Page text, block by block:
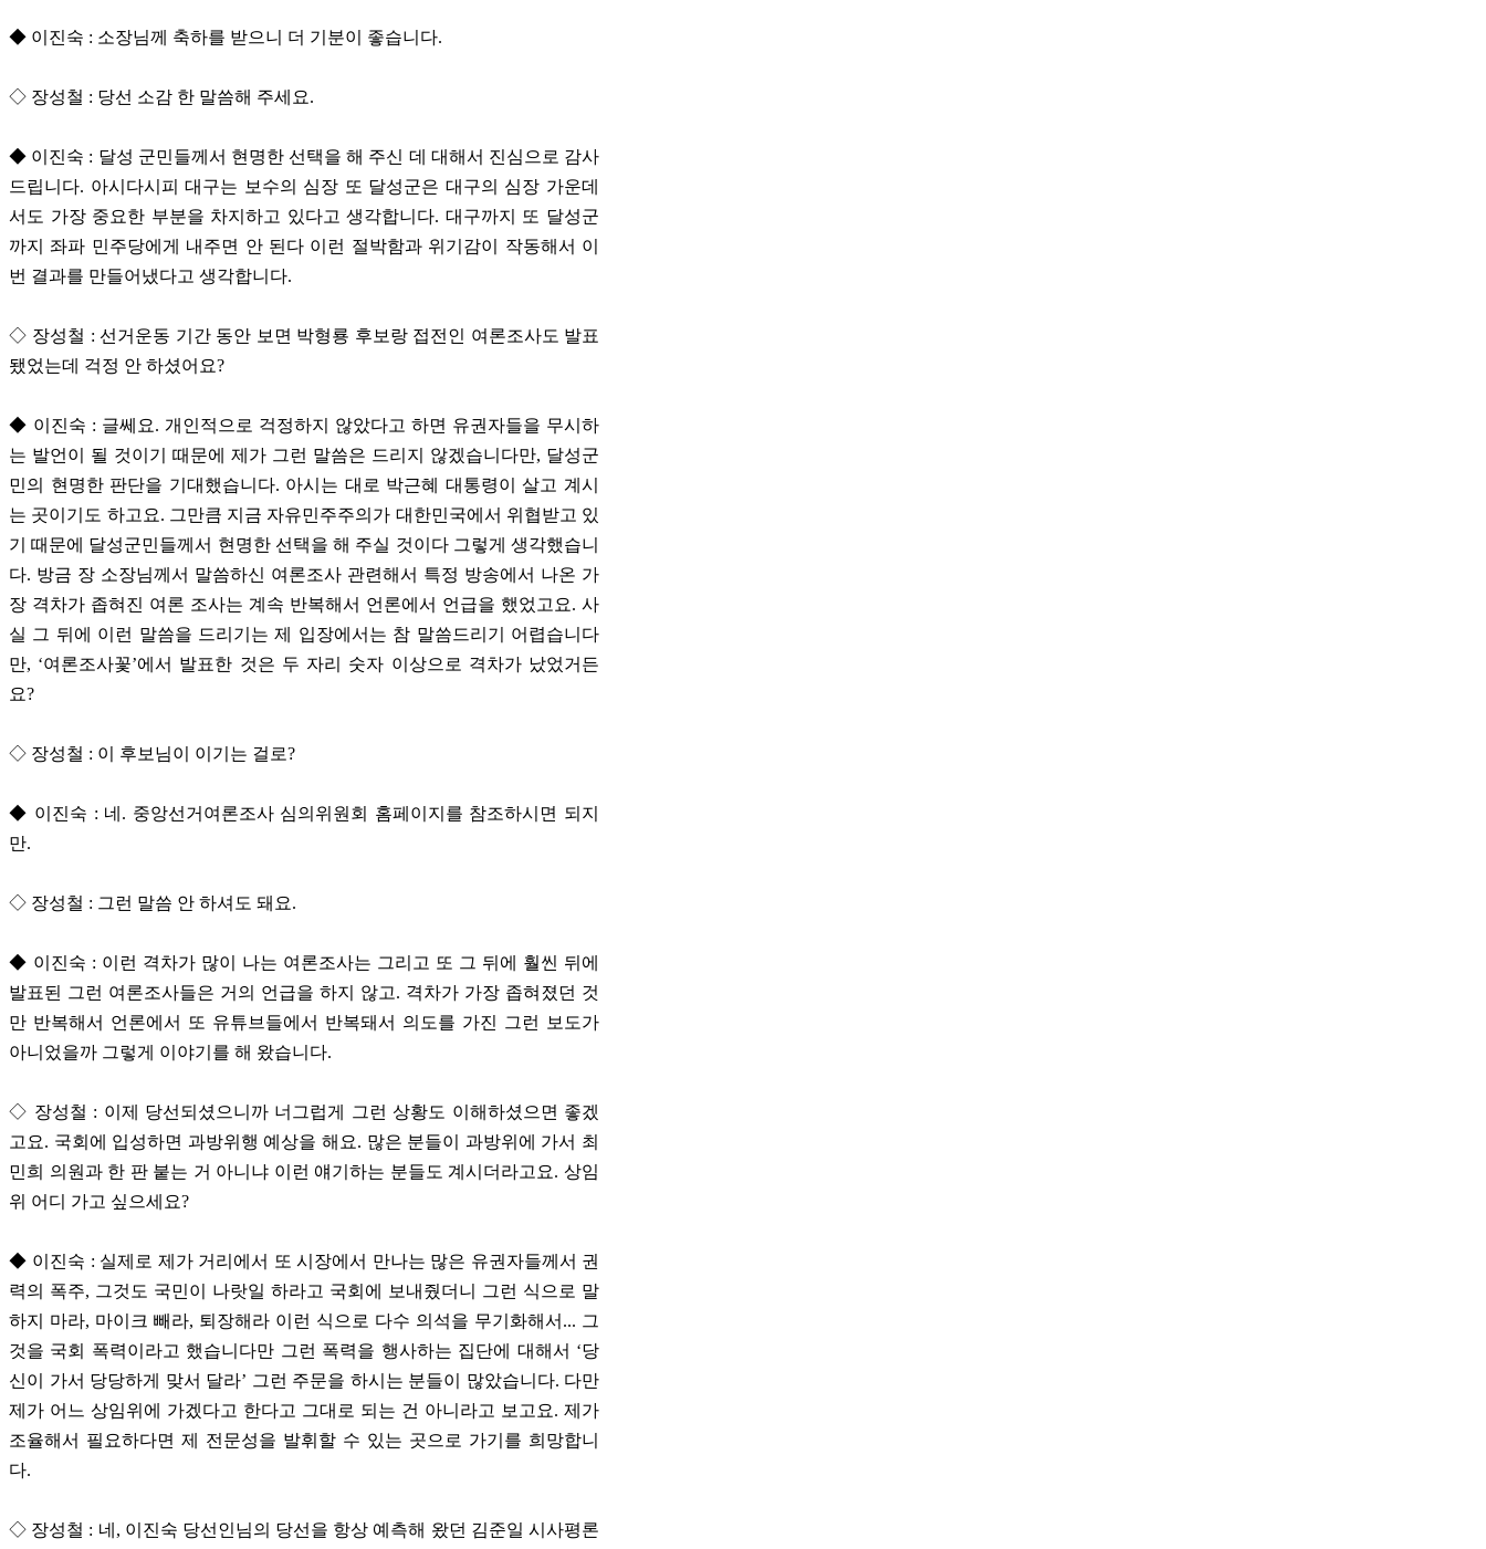
◆ 이진숙 : 소장님께 축하를 받으니 더 기분이 좋습니다.
◇ 장성철 : 당선 소감 한 말씀해 주세요.
◆ 이진숙 : 달성 군민들께서 현명한 선택을 해 주신 데 대해서 진심으로 감사
드립니다. 아시다시피 대구는 보수의 심장 또 달성군은 대구의 심장 가운데
서도 가장 중요한 부분을 차지하고 있다고 생각합니다. 대구까지 또 달성군
까지 좌파 민주당에게 내주면 안 된다 이런 절박함과 위기감이 작동해서 이
번 결과를 만들어냈다고 생각합니다.
◇ 장성철 : 선거운동 기간 동안 보면 박형룡 후보랑 접전인 여론조사도 발표
됐었는데 걱정 안 하셨어요?
◆ 이진숙 : 글쎄요. 개인적으로 걱정하지 않았다고 하면 유권자들을 무시하
는 발언이 될 것이기 때문에 제가 그런 말씀은 드리지 않겠습니다만, 달성군
민의 현명한 판단을 기대했습니다. 아시는 대로 박근혜 대통령이 살고 계시
는 곳이기도 하고요. 그만큼 지금 자유민주주의가 대한민국에서 위협받고 있
기 때문에 달성군민들께서 현명한 선택을 해 주실 것이다 그렇게 생각했습니
다. 방금 장 소장님께서 말씀하신 여론조사 관련해서 특정 방송에서 나온 가
장 격차가 좁혀진 여론 조사는 계속 반복해서 언론에서 언급을 했었고요. 사
실 그 뒤에 이런 말씀을 드리기는 제 입장에서는 참 말씀드리기 어렵습니다
만, ‘여론조사꽃’에서 발표한 것은 두 자리 숫자 이상으로 격차가 났었거든
요?
◇ 장성철 : 이 후보님이 이기는 걸로?
◆ 이진숙 : 네. 중앙선거여론조사 심의위원회 홈페이지를 참조하시면 되지
만.
◇ 장성철 : 그런 말씀 안 하셔도 돼요.
◆ 이진숙 : 이런 격차가 많이 나는 여론조사는 그리고 또 그 뒤에 훨씬 뒤에
발표된 그런 여론조사들은 거의 언급을 하지 않고. 격차가 가장 좁혀졌던 것
만 반복해서 언론에서 또 유튜브들에서 반복돼서 의도를 가진 그런 보도가
아니었을까 그렇게 이야기를 해 왔습니다.
◇ 장성철 : 이제 당선되셨으니까 너그럽게 그런 상황도 이해하셨으면 좋겠
고요. 국회에 입성하면 과방위행 예상을 해요. 많은 분들이 과방위에 가서 최
민희 의원과 한 판 붙는 거 아니냐 이런 얘기하는 분들도 계시더라고요. 상임
위 어디 가고 싶으세요?
◆ 이진숙 : 실제로 제가 거리에서 또 시장에서 만나는 많은 유권자들께서 권
력의 폭주, 그것도 국민이 나랏일 하라고 국회에 보내줬더니 그런 식으로 말
하지 마라, 마이크 빼라, 퇴장해라 이런 식으로 다수 의석을 무기화해서... 그
것을 국회 폭력이라고 했습니다만 그런 폭력을 행사하는 집단에 대해서 ‘당
신이 가서 당당하게 맞서 달라’ 그런 주문을 하시는 분들이 많았습니다. 다만
제가 어느 상임위에 가겠다고 한다고 그대로 되는 건 아니라고 보고요. 제가
조율해서 필요하다면 제 전문성을 발휘할 수 있는 곳으로 가기를 희망합니
다.
◇ 장성철 : 네, 이진숙 당선인님의 당선을 항상 예측해 왔던 김준일 시사평론